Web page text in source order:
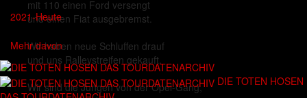
2021-Heute
Mehr davon
DIE TOTEN HOSEN
mit 110 einen Ford versengt
und einen Fiat ausgebremst.
Wir haben neue Schluffen drauf
und uns Ralleystreifen gekauft.
Wir sind die Jungen von der Opel-Gang,